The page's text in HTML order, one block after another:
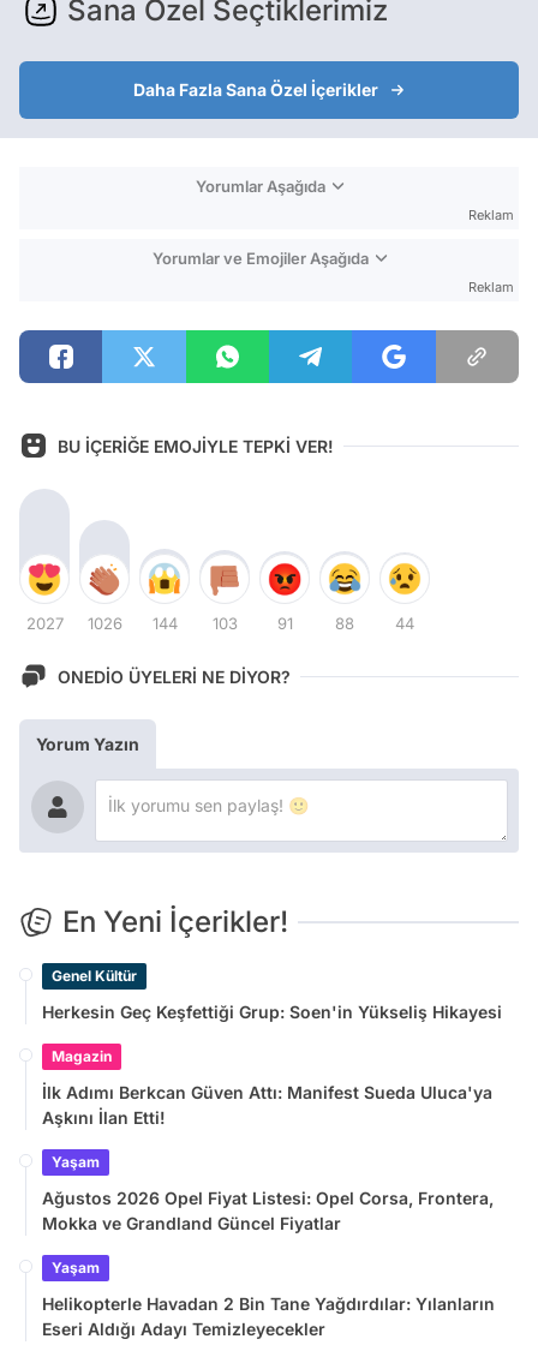
Sana Özel Seçtiklerimiz
Daha Fazla Sana Özel İçerikler
Yorumlar Aşağıda
Reklam
Yorumlar ve Emojiler Aşağıda
Reklam
BU İÇERİĞE EMOJİYLE TEPKİ VER!
2027 1026 144 103 91 88 44
ONEDİO ÜYELERİ NE DİYOR?
Yorum Yazın
En Yeni İçerikler!
Genel Kültür
Herkesin Geç Keşfettiği Grup: Soen'in Yükseliş Hikayesi
Magazin
İlk Adımı Berkcan Güven Attı: Manifest Sueda Uluca'ya
Aşkını İlan Etti!
Yaşam
Ağustos 2026 Opel Fiyat Listesi: Opel Corsa, Frontera,
Mokka ve Grandland Güncel Fiyatlar
Yaşam
Helikopterle Havadan 2 Bin Tane Yağdırdılar: Yılanların
Eseri Aldığı Adayı Temizleyecekler